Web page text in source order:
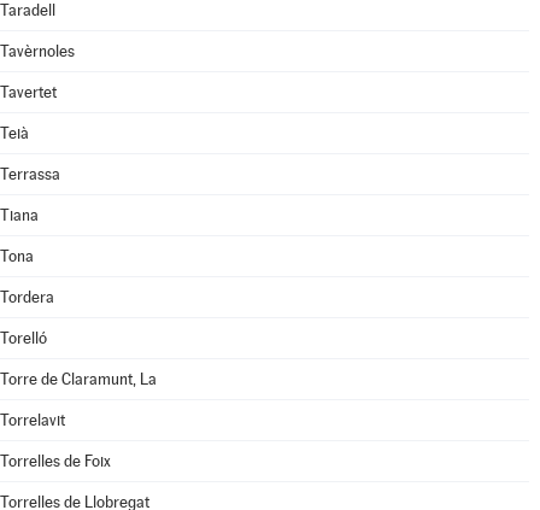
Taradell
Tavèrnoles
Tavertet
Teià
Terrassa
Tiana
Tona
Tordera
Torelló
Torre de Claramunt, La
Torrelavit
Torrelles de Foix
Torrelles de Llobregat